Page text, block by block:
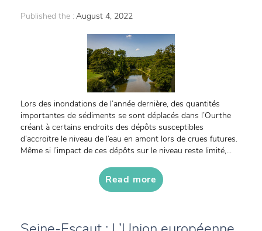
Published the : August 4, 2022
Lors des inondations de l’année dernière, des quantités
importantes de sédiments se sont déplacés dans l’Ourthe
créant à certains endroits des dépôts susceptibles
d’accroitre le niveau de l’eau en amont lors de crues futures.
Même si l’impact de ces dépôts sur le niveau reste limité,...
Read more